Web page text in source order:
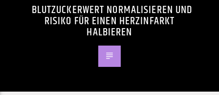
BLUTZUCKERWERT NORMALISIEREN UND
RISIKO FÜR EINEN HERZINFARKT
HALBIEREN